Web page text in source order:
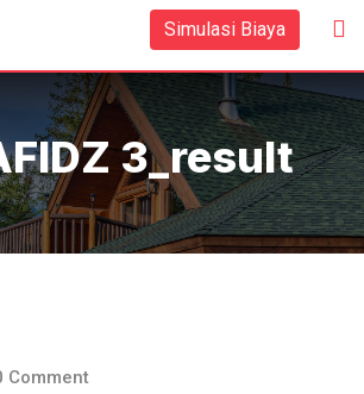
Simulasi Biaya
3_result
Comment